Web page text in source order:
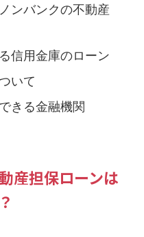
ンバンクの不動産
信用金庫のローン
いて
きる金融機関
産担保ローンは